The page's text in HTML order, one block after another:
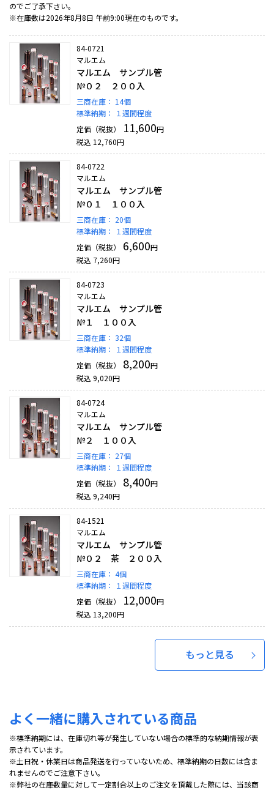
のでご了承下さい。
※在庫数は2026年8月8日 午前9:00現在のものです。
84-0721
マルエム
マルエム サンプル管
№０２ ２００入
三商在庫： 14個
標準納期：
１週間程度
定価（税抜）
11,600円
税込 12,760円
84-0722
マルエム
マルエム サンプル管
№０１ １００入
三商在庫： 20個
標準納期：
１週間程度
定価（税抜）
6,600円
税込 7,260円
84-0723
マルエム
マルエム サンプル管
№１ １００入
三商在庫： 32個
標準納期：
１週間程度
定価（税抜）
8,200円
税込 9,020円
84-0724
マルエム
マルエム サンプル管
№２ １００入
三商在庫： 27個
標準納期：
１週間程度
定価（税抜）
8,400円
税込 9,240円
84-1521
マルエム
マルエム サンプル管
№０２ 茶 ２００入
三商在庫： 4個
標準納期：
１週間程度
定価（税抜）
12,000円
税込 13,200円
もっと見る
よく一緒に購入されている商品
※標準納期には、在庫切れ等が発生していない場合の標準的な納期情報が表
示されています。
※土日祝・休業日は商品発送を行っていないため、標準納期の日数には含ま
れませんのでご注意下さい。
※弊社の在庫数量に対して一定割合以上のご注文を頂戴した際には、当該商